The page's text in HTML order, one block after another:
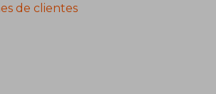
de clientes